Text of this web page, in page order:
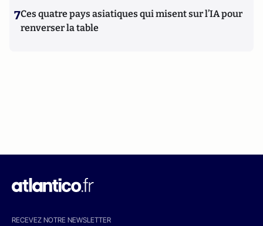
7Ces quatre pays asiatiques qui misent sur l’IA pour
renverser la table
RECEVEZ NOTRE NEWSLETTER